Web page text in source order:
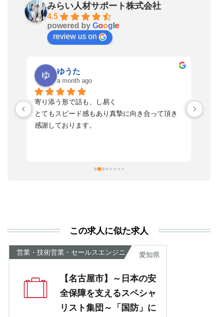
みらい人材サポート株式会社
4.5
powered by Goog e
review us on
ゆうた
a month ago
寄り添う形で話も、し易く
とてもスピード感もあり真摯に向き合って頂き
感謝しております。
が
この求人に似た求人
営業・技術営業・セールスエンジニ
愛知県
【名古屋市】～日本の安
全保障を支えるスペシャ
リスト集団～「国防」に